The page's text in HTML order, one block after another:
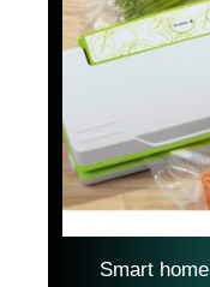
Smart home